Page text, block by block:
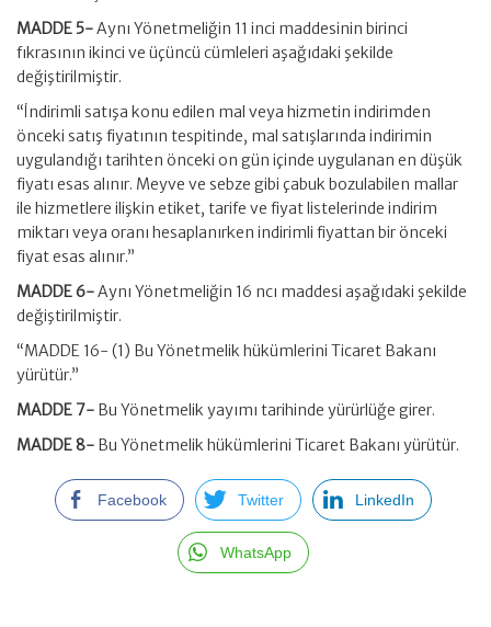
MADDE 5-Aynı Yönetmeliğin 11 inci maddesinin birinci
fıkrasının ikinci ve üçüncü cümleleri aşağıdaki şekilde
değiştirilmiştir.
“İndirimli satışa konu edilen mal veya hizmetin indirimden
önceki satış fiyatının tespitinde, mal satışlarında indirimin
uygulandığı tarihten önceki on gün içinde uygulanan en düşük
fiyatı esas alınır. Meyve ve sebze gibi çabuk bozulabilen mallar
ile hizmetlere ilişkin etiket, tarife ve fiyat listelerinde indirim
miktarı veya oranı hesaplanırken indirimli fiyattan bir önceki
fiyat esas alınır.”
MADDE 6-Aynı Yönetmeliğin 16 ncı maddesi aşağıdaki şekilde
değiştirilmiştir.
“MADDE 16- (1) Bu Yönetmelik hükümlerini Ticaret Bakanı
yürütür.”
MADDE 7- Bu Yönetmelik yayımı tarihinde yürürlüğe girer.
MADDE 8- Bu Yönetmelik hükümlerini Ticaret Bakanı yürütür.
Facebook Twitter LinkedIn
WhatsApp